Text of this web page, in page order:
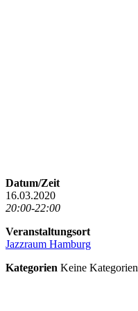
Datum/Zeit
16.03.2020
20:00-22:00
Veranstaltungsort
Jazzraum Hamburg
Kategorien Keine Kategorien